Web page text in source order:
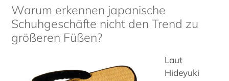
Warum erkennen japanische
Schuhgeschäfte nicht den Trend zu
größeren Füßen?
Laut
Hideyuki